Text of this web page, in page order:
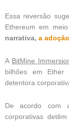
Essa reversão
Ethereum em
narrativa, a
A BitMine
bilhões em
detentora
De acordo com
corporativas